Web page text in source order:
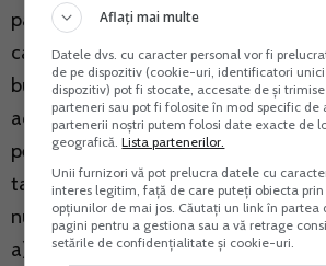
pana la data de 25 inclusiv a lunii
care a intervenit exigibilitatea taxei
bunuri/prestari de servicii efectuate
achizitii de bunuri si/sau servicii
persoane obligate la plata taxei, a
taxa intervine in perioada in care
nu are un cod valabil de TVA,
a) taxa colectata care trebuie
Aflați mai multe
Datele dvs. cu caracter personal vor fi
de pe dispozitiv (cookie-uri, identificatori
dispozitiv) pot fi stocate, accesate de și
parteneri sau pot fi folosite în mod specific de
partenerii noștri putem folosi date exacte de
geografică.Lista partenerilor.
Unii furnizori vă pot prelucra datele cu
interes legitim, față de care puteți obiecta
opțiunilor de mai jos. Căutați un link în partea
pagini pentru a gestiona sau a vă retrage
setările de confidențialitate și cookie-uri.